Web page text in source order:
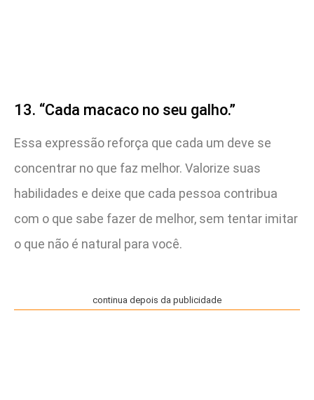
13. “Cada macaco no seu galho.”
Essa expressão reforça que cada um deve se
concentrar no que faz melhor. Valorize suas
habilidades e deixe que cada pessoa contribua
com o que sabe fazer de melhor, sem tentar imitar
o que não é natural para você.
continua depois da publicidade